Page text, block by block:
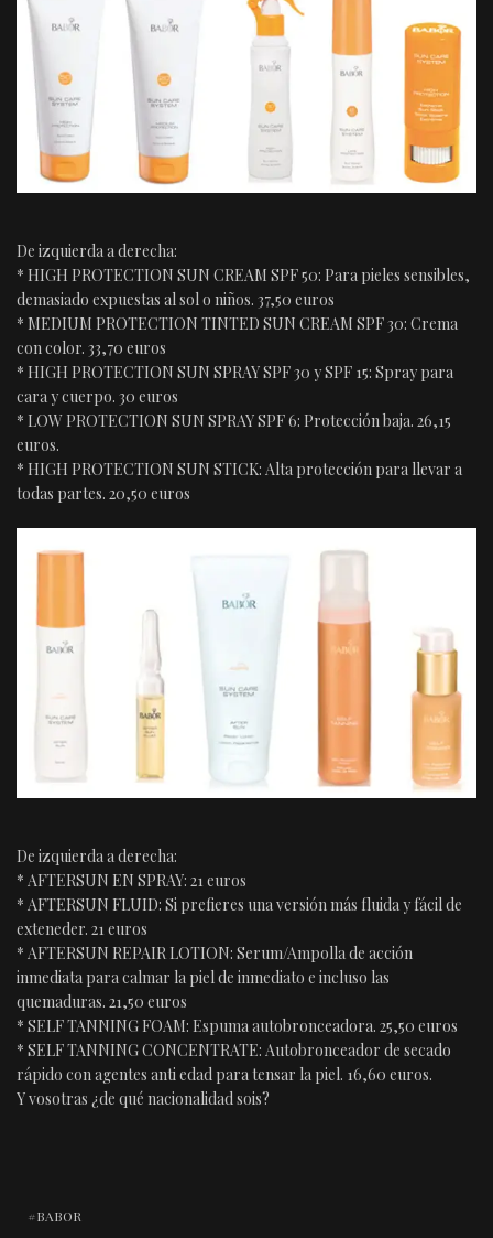
De izquierda a derecha:
* HIGH PROTECTION SUN CREAM SPF 50: Para pieles sensibles,
demasiado expuestas al sol o niños. 37,50 euros
* MEDIUM PROTECTION TINTED SUN CREAM SPF 30: Crema
con color. 33,70 euros
* HIGH PROTECTION SUN SPRAY SPF 30 y SPF 15: Spray para
cara y cuerpo. 30 euros
* LOW PROTECTION SUN SPRAY SPF 6: Protección baja. 26,15
euros.
* HIGH PROTECTION SUN STICK: Alta protección para llevar a
todas partes. 20,50 euros
De izquierda a derecha:
* AFTERSUN EN SPRAY: 21 euros
* AFTERSUN FLUID: Si prefieres una versión más fluida y fácil de
exteneder. 21 euros
* AFTERSUN REPAIR LOTION: Serum/Ampolla de acción
inmediata para calmar la piel de inmediato e incluso las
quemaduras. 21,50 euros
* SELF TANNING FOAM: Espuma autobronceadora. 25,50 euros
* SELF TANNING CONCENTRATE: Autobronceador de secado
rápido con agentes anti edad para tensar la piel. 16,60 euros.
Y vosotras ¿de qué nacionalidad sois?
BABOR